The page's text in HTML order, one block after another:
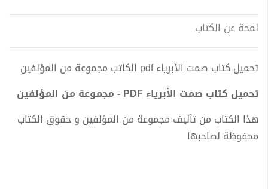
لمحة عن الكتاب
تحميل كتاب صمت الأبرياء pdf الكاتب مجموعة من المؤلفين
تحميل كتاب صمت الأبرياء PDF - مجموعة من المؤلفين
هذا الكتاب من تأليف مجموعة من المؤلفين و حقوق الكتاب
محفوظة لصاحبها